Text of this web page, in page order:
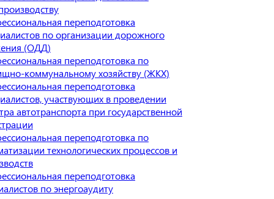
переподготовка
по организации дорожного
(ОДД)
переподготовка по
коммунальному хозяйству (ЖКХ)
переподготовка
участвующих в проведении
автотранспорта при государственной
переподготовка по
технологических процессов и
переподготовка
по энергоаудиту